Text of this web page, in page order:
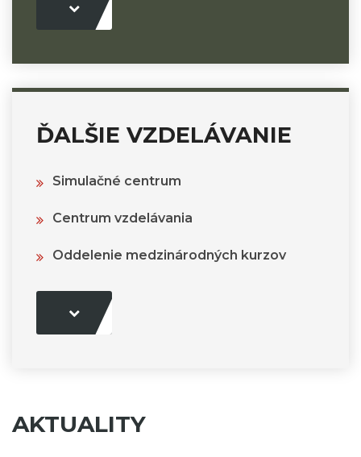
ĎALŠIE VZDELÁVANIE
Simulačné centrum
Centrum vzdelávania
Oddelenie medzinárodných kurzov
AKTUALITY